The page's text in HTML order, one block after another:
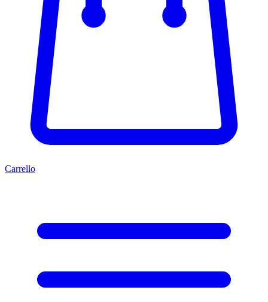
Carrello